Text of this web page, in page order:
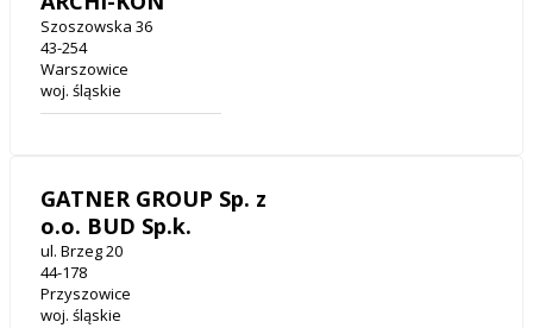
Szoszowska 36
43-254
Warszowice
woj. śląskie
GATNER GROUP Sp. z
o.o. BUD Sp.k.
ul. Brzeg 20
44-178
Przyszowice
woj. śląskie